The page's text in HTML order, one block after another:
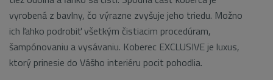
vyrobená z bavlny, čo výrazne zvyšuje jeho triedu. Možno
ich ľahko podrobiť všetkým čistiacim procedúram,
šampónovaniu a vysávaniu. Koberec EXCLUSIVE je luxus,
ktorý prinesie do Vášho interiéru pocit pohodlia.